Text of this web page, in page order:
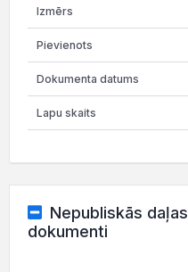
Nepubliskās daļas
dokumenti